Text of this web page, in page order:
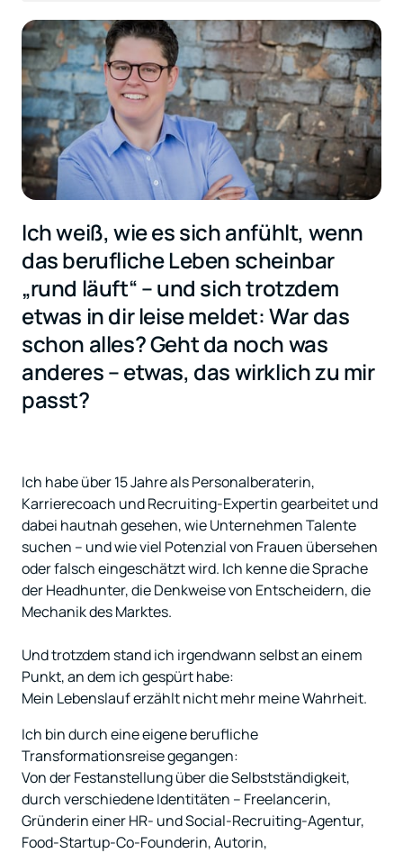
Ich weiß, wie es sich anfühlt, wenn
das berufliche Leben scheinbar
„rund läuft“ – und sich trotzdem
etwas in dir leise meldet: War das
schon alles? Geht da noch was
anderes – etwas, das wirklich zu mir
passt?
Ich habe über 15 Jahre als Personalberaterin,
Karrierecoach und Recruiting-Expertin gearbeitet und
dabei hautnah gesehen, wie Unternehmen Talente
suchen – und wie viel Potenzial von Frauen übersehen
oder falsch eingeschätzt wird. Ich kenne die Sprache
der Headhunter, die Denkweise von Entscheidern, die
Mechanik des Marktes.
Und trotzdem stand ich irgendwann selbst an einem
Punkt, an dem ich gespürt habe:
Ich bin durch eine eigene berufliche
Transformationsreise gegangen:
Von der Festanstellung über die Selbstständigkeit,
durch verschiedene Identitäten – Freelancerin,
Gründerin einer HR- und Social-Recruiting-Agentur,
Food-Startup-Co-Founderin, Autorin,